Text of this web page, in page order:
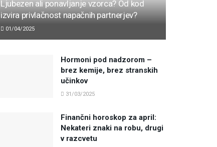
Ljubezen ali ponavljanje vzorca? Od kod
izvira privlačnost napačnih partnerjev?
01/04/2025
Hormoni pod nadzorom –
brez kemije, brez stranskih
učinkov
31/03/2025
Finančni horoskop za april:
Nekateri znaki na robu, drugi
v razcvetu